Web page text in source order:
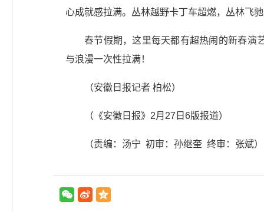
心成就感拉满。丛林越野卡丁车超燃，丛林飞
春节假期，这里每天都有超热闹的新春演
与浪漫一次性拉满！
（安徽日报记者 柏松）
（《安徽日报》2月27日6版报道）
（责编：汤宁 初审：孙继奎 终审：张斌）